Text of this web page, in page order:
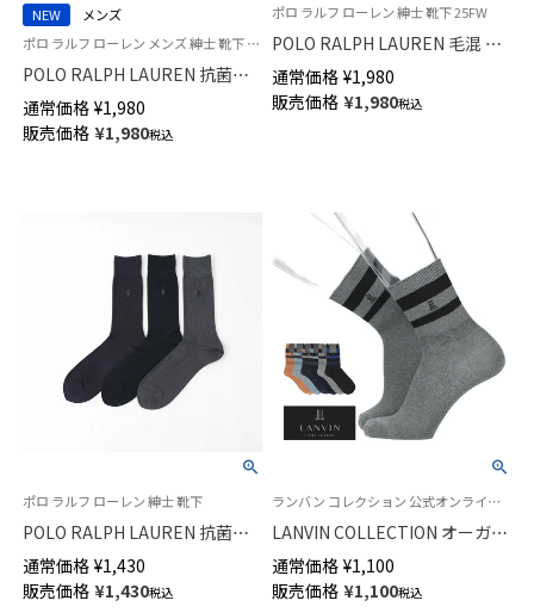
NEW
メンズ
ポロ ラルフ ローレン メンズ 紳士 靴下 カジュアル 26SS
POLO RALPH LAUREN 抗菌防
臭 メッシュ 20cm ミドル丈 ソ
ックス 日本製【25-27cm】【27-
29cm】02012538
通常価格 ¥1,980
販売価格 ¥1,980税込
ポロ ラルフ ローレン 紳士 靴下 25FW
POLO RALPH LAUREN 毛混 ビ
ジネスソックス チェック柄 ポ
ロポニー刺しゅう クルー丈 日
本製 メンズ 02045505
通常価格 ¥1,980
販売価格 ¥1,980税込
ポロ ラルフ ローレン 紳士 靴下
POLO RALPH LAUREN 抗菌防
臭 ストライプ ワンポイント刺
しゅう クルー丈 メンズ ビジネ
ス ソックス 02042390
通常価格 ¥1,430
販売価格 ¥1,430税込
ランバン コレクション 公式オンラインショップ 紳士 靴下
LANVIN COLLECTION オーガニ
ックコットン混 ヘリンボンボー
ダー ミドル丈カジュアルソック
ス メンズ 02412135
通常価格 ¥1,100
販売価格 ¥1,100税込